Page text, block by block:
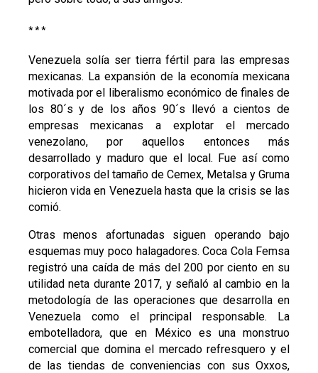
* * *
Venezuela solía ser tierra fértil para las empresas
mexicanas. La expansión de la economía mexicana
motivada por el liberalismo económico de finales de
los 80´s y de los años 90´s llevó a cientos de
empresas mexicanas a explotar el mercado
venezolano, por aquellos entonces más
desarrollado y maduro que el local. Fue así como
corporativos del tamaño de Cemex, Metalsa y Gruma
hicieron vida en Venezuela hasta que la crisis se las
comió.
Otras menos afortunadas siguen operando bajo
esquemas muy poco halagadores. Coca Cola Femsa
registró una caída de más del 200 por ciento en su
utilidad neta durante 2017, y señaló al cambio en la
metodología de las operaciones que desarrolla en
Venezuela como el principal responsable. La
embotelladora, que en México es una monstruo
comercial que domina el mercado refresquero y el
de las tiendas de conveniencias con sus Oxxos,